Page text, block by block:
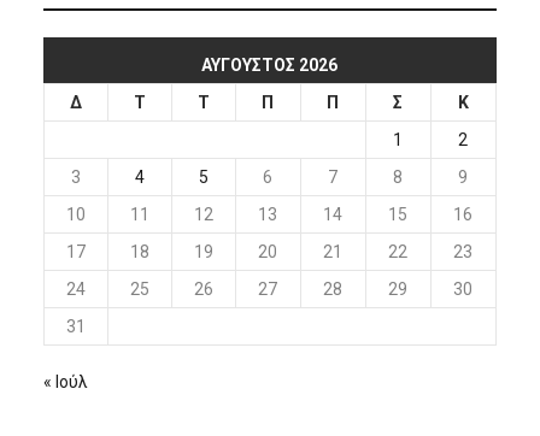
ΑΎΓΟΥΣΤΟΣ 2026
Δ
Τ Τ Π Π Σ
Κ
1
2
3
4 5 6 7 8
9
10
11 12 13 14 15
16
17
18 19 20 21 22
23
24
25 26 27 28 29
30
31
« Ιούλ